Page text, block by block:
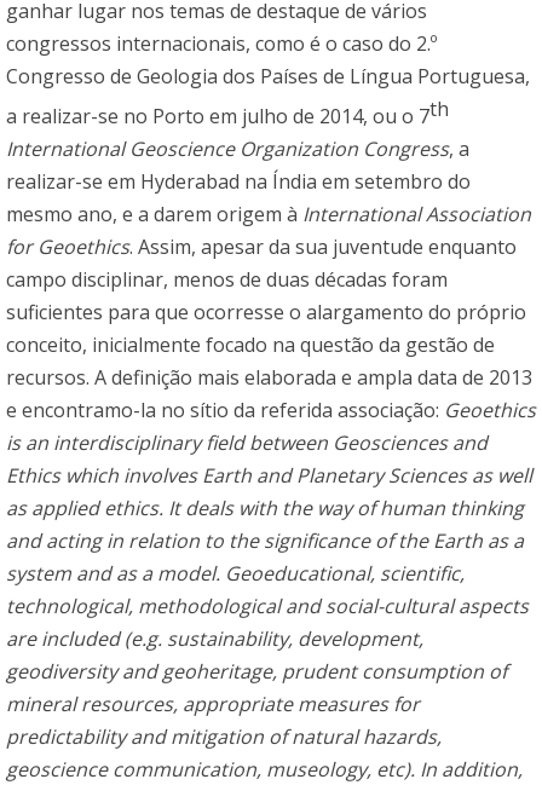
ganhar lugar nos temas de destaque de vários
congressos internacionais, como é o caso do 2.º
Congresso de Geologia dos Países de Língua Portuguesa,
a realizar-se no Porto em julho de 2014, ou o 7th
International Geoscience Organization Congress, a
realizar-se em Hyderabad na Índia em setembro do
mesmo ano, e a darem origem à International Association
for Geoethics. Assim, apesar da sua juventude enquanto
campo disciplinar, menos de duas décadas foram
suficientes para que ocorresse o alargamento do próprio
conceito, inicialmente focado na questão da gestão de
recursos. A definição mais elaborada e ampla data de 2013
e encontramo-la no sítio da referida associação: Geoethics
is an interdisciplinary field between Geosciences and
Ethics which involves Earth and Planetary Sciences as well
as applied ethics. It deals with the way of human thinking
and acting in relation to the significance of the Earth as a
system and as a model. Geoeducational, scientific,
technological, methodological and social-cultural aspects
are included (e.g. sustainability, development,
geodiversity and geoheritage, prudent consumption of
mineral resources, appropriate measures for
predictability and mitigation of natural hazards,
geoscience communication, museology, etc). In addition,